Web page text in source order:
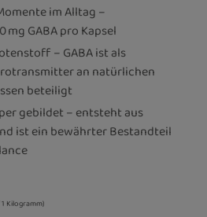
im Alltag –
GABA pro Kapsel
– GABA ist als
an natürlichen
beteiligt
gebildet – entsteht aus
ist ein bewährter Bestandteil
1 Kilogramm)